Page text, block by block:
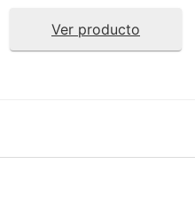
Ver producto